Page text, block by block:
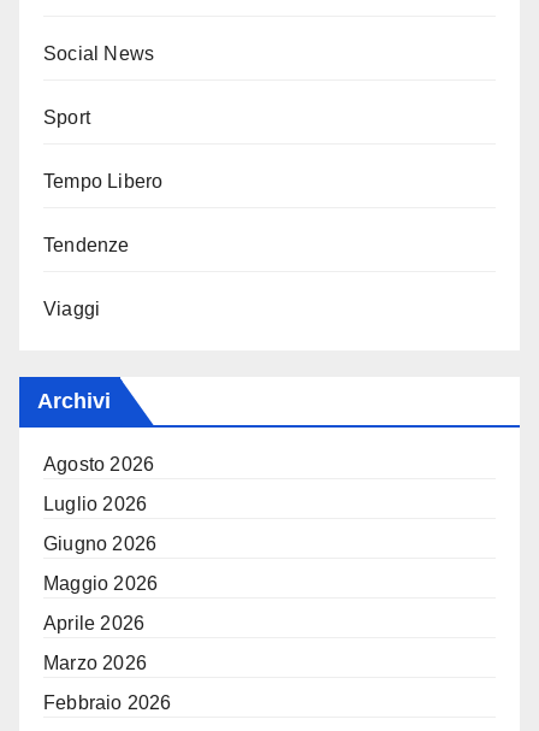
Social News
Sport
Tempo Libero
Tendenze
Viaggi
Archivi
Agosto 2026
Luglio 2026
Giugno 2026
Maggio 2026
Aprile 2026
Marzo 2026
Febbraio 2026